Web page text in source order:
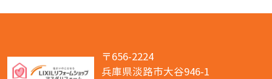
〒656-2224
兵庫県淡路市大谷946-1